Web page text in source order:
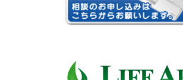
生命保険見直し相談会in埼玉県川口市
会場：さいたま市文化センター